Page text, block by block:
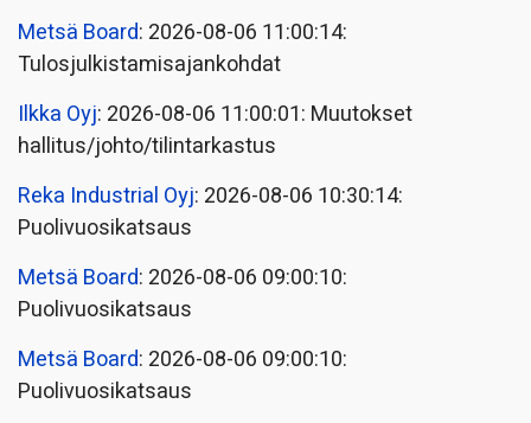
Metsä Board: 2026-08-06 11:00:14:
Tulosjulkistamisajankohdat
Ilkka Oyj: 2026-08-06 11:00:01: Muutokset
hallitus/johto/tilintarkastus
Reka Industrial Oyj: 2026-08-06 10:30:14:
Puolivuosikatsaus
Metsä Board: 2026-08-06 09:00:10:
Puolivuosikatsaus
Metsä Board: 2026-08-06 09:00:10:
Puolivuosikatsaus